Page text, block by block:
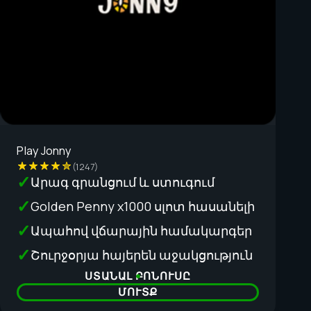
Play Jonny
(1247)
Արագ գրանցում և ստուգում
Golden Penny x1000 սլոտ հասանելի
Ապահով վճարային համակարգեր
Շուրջօրյա հայերեն աջակցություն
ՍՏԱՆԱԼ ԲՈՆՈՒՍԸ
ՄՈՒՏՔ